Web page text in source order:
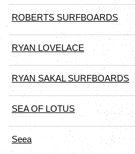
ROBERTS SURFBOARDS
RYAN LOVELACE
RYAN SAKAL SURFBOARDS
SEA OF LOTUS
Seea